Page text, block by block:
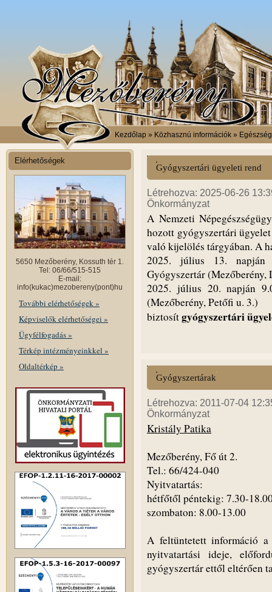
Kezdőlap » Közhasznú információk »
Elérhetőségek
5650 Mezőberény, Kossuth tér 1.
Tel: 06/66/515-515
E-mail:
info(kukac)mezobereny(pont)hu
További elérhetőségek »
Képviselők elérhetőségei »
Ügyfélfogadás »
Térkép intézményeinkkel »
Oldaltérkép »
Gyógyszertári ügyeleti rend
Létrehozva: 2025-06-26
Önkormányzat
A Nemzeti
hozott gyógyszertári
való kijelölés tárgyában. A
2025. július 13.
Gyógyszertár (Mezőberény,
2025. július 20. napján
(Mezőberény, Petőfi u. 3.)
biztosítgyógyszertári
Gyógyszertárak
Létrehozva: 2011-07-04
Önkormányzat
Kristály Patika
Mezőberény, Fő út 2.
Tel.: 66/424-040
Nyitvatartás:
hétfőtől péntekig: 7.30-
szombaton: 8.00-13.00
A feltüntetett információ a
nyitvatartási ideje,
gyógyszertár ettől eltérően